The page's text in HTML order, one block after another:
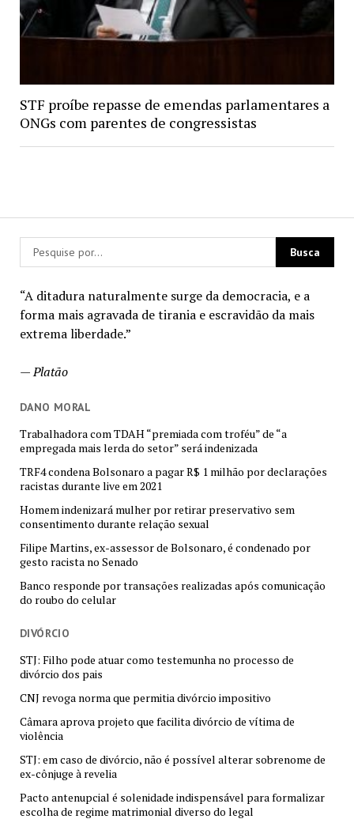
“A ditadura naturalmente surge da democracia, e a
forma mais agravada de tirania e escravidão da mais
extrema liberdade.”
—Platão
DANO MORAL
Trabalhadora com TDAH “premiada com troféu” de “a
empregada mais lerda do setor” será indenizada
TRF4 condena Bolsonaro a pagar R$ 1 milhão por declarações
racistas durante live em 2021
Homem indenizará mulher por retirar preservativo sem
consentimento durante relação sexual
Filipe Martins, ex-assessor de Bolsonaro, é condenado por
gesto racista no Senado
Banco responde por transações realizadas após comunicação
do roubo do celular
DIVÓRCIO
STJ: Filho pode atuar como testemunha no processo de
divórcio dos pais
CNJ revoga norma que permitia divórcio impositivo
Câmara aprova projeto que facilita divórcio de vítima de
violência
STJ: em caso de divórcio, não é possível alterar sobrenome de
ex-cônjuge à revelia
Pacto antenupcial é solenidade indispensável para formalizar
escolha de regime matrimonial diverso do legal
STF proíbe repasse de emendas parlamentares a
ONGs com parentes de congressistas